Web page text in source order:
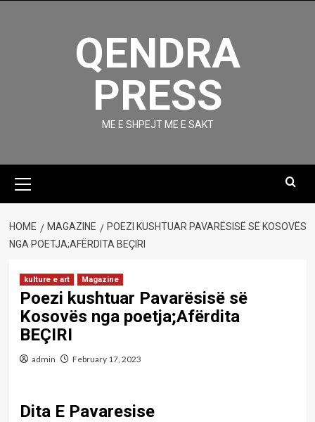
QENDRA
PRESS
ME E SHPEJT ME E SAKT
Menu
HOME MAGAZINE
POEZI KUSHTUAR PAVARËSISË SË KOSOVËS
NGA POETJA;AFËRDITA BEÇIRI
kulture e art Magazine
Poezi kushtuar Pavarësisë së
Kosovës nga poetja;Afërdita
BEÇIRI
admin February 17, 2023
Dita E Pavaresise